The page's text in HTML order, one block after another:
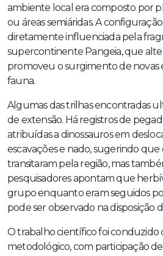
ambiente local era composto por
ou áreas semiáridas. A
diretamente influenciada pela
supercontinente Pangeia, que
promoveu o surgimento de novas
fauna.
Algumas das trilhas encontradas
de extensão. Há registros de
atribuídas a dinossauros em
escavações e nado, sugerindo que
transitaram pela região, mas
pesquisadores apontam que
grupo enquanto eram seguidos
pode ser observado na disposição
O trabalho científico foi conduzido
metodológico, com participação